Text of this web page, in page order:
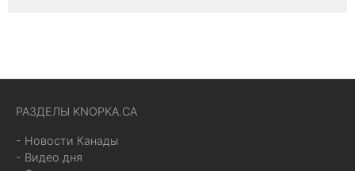
РАЗДЕЛЫ KNOPKA.CA
- Новости Канады
- Видео дня